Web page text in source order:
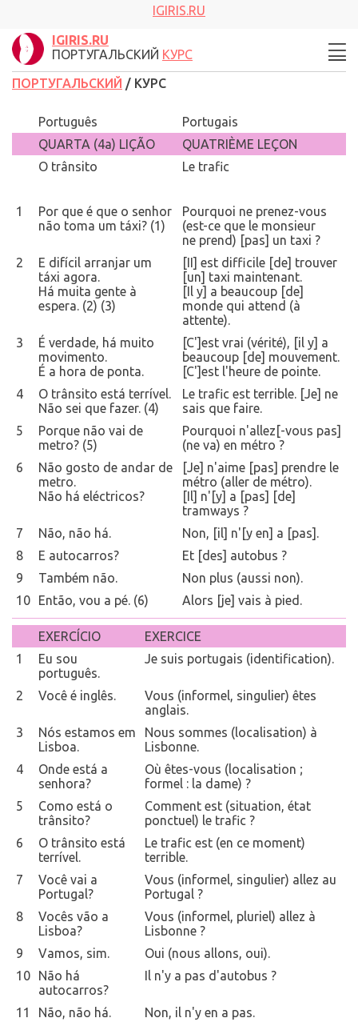
IGIRIS.RU
IGIRIS.RU
ПОРТУГАЛЬСКИЙ КУРС
ПОРТУГАЛЬСКИЙ / КУРС
Português
Portugais
QUARTA (4a) LIÇÃO
QUATRIÈME LEÇON
O trânsito
Le trafic
1
Por que é que o senhor
não toma um táxi? (1)
Pourquoi ne prenez-vous
(est-ce que le monsieur
ne prend) [pas] un taxi ?
2
E difícil arranjar um
táxi agora.
Há muita gente à
espera. (2) (3)
[II] est difficile [de] trouver
[un] taxi maintenant.
[Il y] a beaucoup [de]
monde qui attend (à
attente).
3
É verdade, há muito
movimento.
É a hora de ponta.
[C']est vrai (vérité), [il y] a
beaucoup [de] mouvement.
[C']est l'heure de pointe.
4
O trânsito está terrível.
Não sei que fazer. (4)
Le trafic est terrible. [Je] ne
sais que faire.
5
Porque não vai de
metro? (5)
Pourquoi n'allez[-vous pas]
(ne va) en métro ?
6
Não gosto de andar de
metro.
Não há eléctricos?
[Je] n'aime [pas] prendre le
métro (aller de métro).
[Il] n'[y] a [pas] [de]
tramways ?
7
Não, não há.
Non, [il] n'[y en] a [pas].
8
E autocarros?
Et [des] autobus ?
9
Também não.
Non plus (aussi non).
10
Então, vou a pé. (6) Alors [je] vais à pied.
EXERCÍCIO
EXERCICE
1
Eu sou
português.
Je suis portugais (identification).
2 Você é inglês.
Vous (informel, singulier) êtes
anglais.
3
Nós estamos em
Lisboa.
Nous sommes (localisation) à
Lisbonne.
4
Onde está a
senhora?
Où êtes-vous (localisation ;
formel : la dame) ?
5
Como está o
trânsito?
Comment est (situation, état
ponctuel) le trafic ?
6
O trânsito está
terrível.
Le trafic est (en ce moment)
terrible.
7
Você vai a
Portugal?
Vous (informel, singulier) allez au
Portugal ?
8
Vocês vão a
Lisboa?
Vous (informel, pluriel) allez à
Lisbonne ?
9
Vamos, sim.
Oui (nous allons, oui).
10
Não há
autocarros?
Il n'y a pas d'autobus ?
11 Não, não há. Non, il n'y en a pas.